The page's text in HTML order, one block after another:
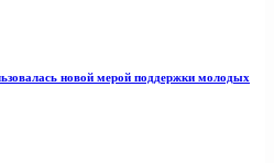
новой мерой поддержки молодых